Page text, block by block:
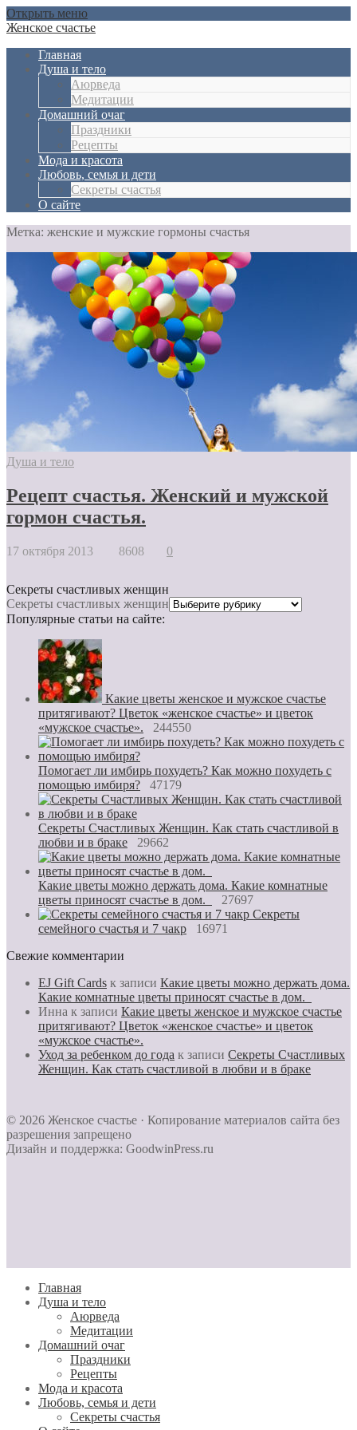
Открыть меню
Женское счастье
Главная
Душа и тело
Aюрведа
Медитации
Домашний очаг
Праздники
Рецепты
Мода и красота
Любовь, семья и дети
Секреты счастья
О сайте
Метка: женские и мужские гормоны счастья
Душа и тело
Рецепт счастья. Женский и мужской
гормон счастья.
17 октября 2013 8608 0
Секреты счастливых женщин
Секреты счастливых женщин
Популярные статьи на сайте:
Какие цветы женское и мужское счастье
притягивают? Цветок «женское счастье» и цветок
«мужское счастье».
244550
Помогает ли имбирь похудеть? Как можно похудеть с
помощью имбиря?
47179
Секреты Счастливых Женщин. Как стать счастливой в
любви и в браке
29662
Какие цветы можно держать дома. Какие комнатные
цветы приносят счастье в дом.
27697
Секреты
семейного счастья и 7 чакр
16971
Свежие комментарии
EJ Gift Cards к записи Какие цветы можно держать дома.
Какие комнатные цветы приносят счастье в дом.
Инна к записи Какие цветы женское и мужское счастье
притягивают? Цветок «женское счастье» и цветок
«мужское счастье».
Уход за ребенком до года к записи Секреты Счастливых
Женщин. Как стать счастливой в любви и в браке
© 2026 Женское счастье · Копирование материалов сайта без
разрешения запрещено
Дизайн и поддержка: GoodwinPress.ru
Главная
Душа и тело
Aюрведа
Медитации
Домашний очаг
Праздники
Рецепты
Мода и красота
Любовь, семья и дети
Секреты счастья